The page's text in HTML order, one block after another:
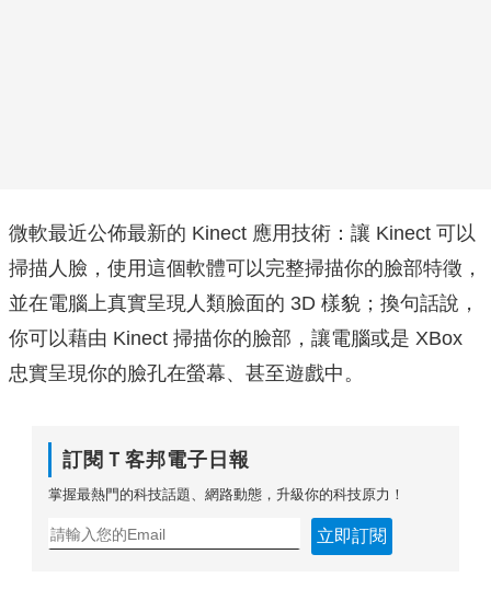
微軟最近公佈最新的 Kinect 應用技術：讓 Kinect 可以
掃描人臉，使用這個軟體可以完整掃描你的臉部特徵，
並在電腦上真實呈現人類臉面的 3D 樣貌；換句話說，
你可以藉由 Kinect 掃描你的臉部，讓電腦或是 XBox
忠實呈現你的臉孔在螢幕、甚至遊戲中。
訂閱Ｔ客邦電子日報
掌握最熱門的科技話題、網路動態，升級你的科技原力！
立即訂閱